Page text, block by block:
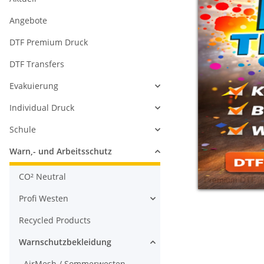
Angebote
DTF Premium Druck
DTF Transfers
Evakuierung
Individual Druck
Schule
Warn,- und Arbeitsschutz
CO² Neutral
Profi Westen
Recycled Products
Warnschutzbekleidung